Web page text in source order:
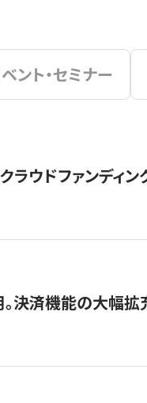
ント・セミナー
ウドファンディ
決済機能の大幅